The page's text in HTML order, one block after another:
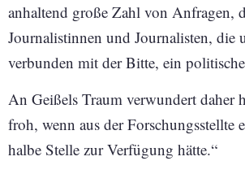
anhaltend große Zahl von Anfragen,
Journalistinnen und Journalisten, die
verbunden mit der Bitte, ein
An Geißels Traum verwundert daher
froh, wenn aus der
halbe Stelle zur Verfügung hätte.“